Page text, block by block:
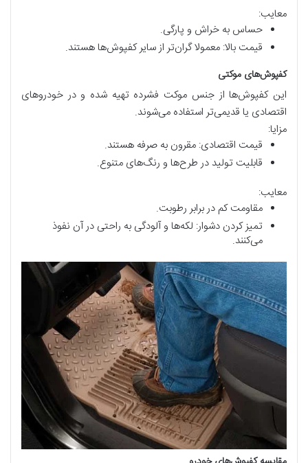
معایب:
حساس به خراش و پارگی.
قیمت بالا: معمولا گران‌تر از سایر کفپوش‌ها هستند.
کفپوش‌های موکتی
این کفپوش‌ها از جنس موکت فشرده تهیه شده و در خودروهای
اقتصادی یا قدیمی‌تر استفاده می‌شوند.
مزایا:
قیمت اقتصادی: مقرون به صرفه هستند.
قابلیت تولید در طرح‌ها و رنگ‌های متنوع.
معایب:
مقاومت کم در برابر رطوبت.
تمیز کردن دشوار: لکه‌ها و آلودگی به راحتی در آن نفوذ
می‌کنند.